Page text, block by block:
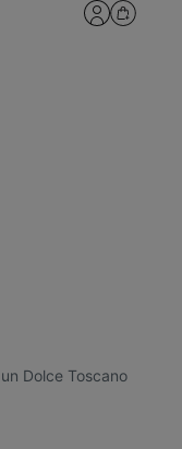
Dolce Toscano